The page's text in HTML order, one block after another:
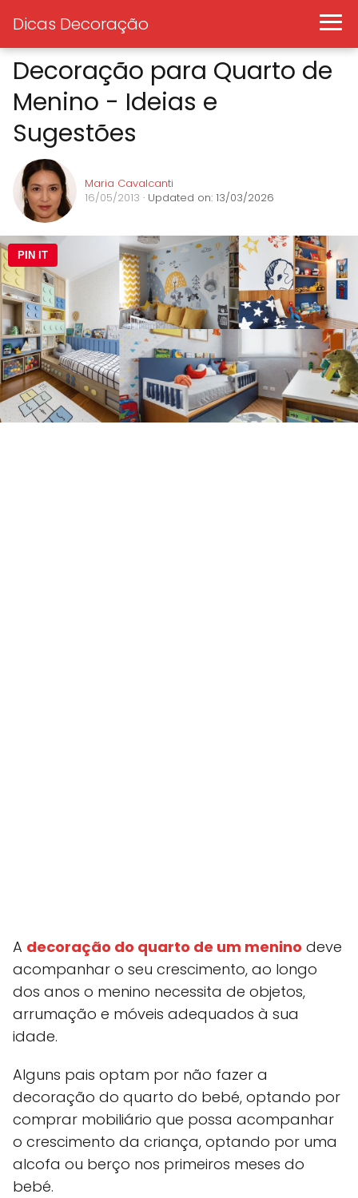
Dicas Decoração
Decoração para Quarto de
Menino - Ideias e
Sugestões
Maria Cavalcanti
16/05/2013 · Updated on: 13/03/2026
PIN IT
A decoração do quarto de um menino deve
acompanhar o seu crescimento, ao longo
dos anos o menino necessita de objetos,
arrumação e móveis adequados à sua
idade.
Alguns pais optam por não fazer a
decoração do quarto do bebé, optando por
comprar mobiliário que possa acompanhar
o crescimento da criança, optando por uma
alcofa ou berço nos primeiros meses do
bebé.